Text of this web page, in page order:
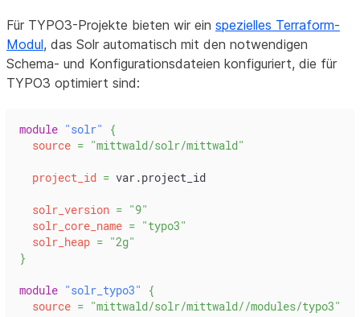
Für TYPO3-Projekte bieten wir ein spezielles Terraform-
Modul, das Solr automatisch mit den notwendigen
Schema- und Konfigurationsdateien konfiguriert, die für
TYPO3 optimiert sind:
module "solr"
{
source = "mittwald/solr/mittwald"
project_id = var.project_id
solr_version = "9"
solr_core_name = "typo3"
solr_heap = "2g"
}
module "solr_typo3"
{
source = "mittwald/solr/mittwald//modules/typo3"